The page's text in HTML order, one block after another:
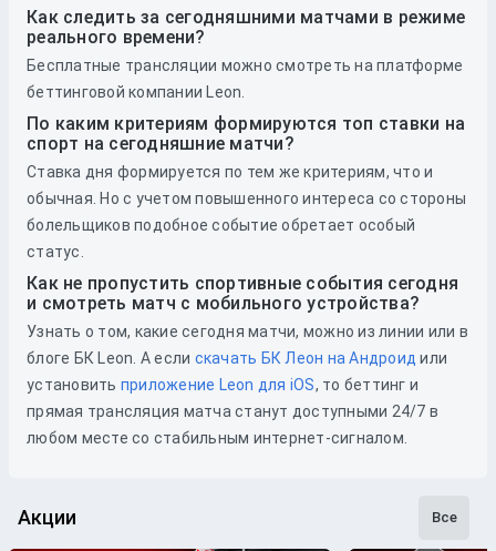
Как следить за сегодняшними матчами в режиме
реального времени?
Бесплатные трансляции можно смотреть на платформе
беттинговой компании Leon.
По каким критериям формируются топ ставки на
спорт на сегодняшние матчи?
Ставка дня формируется по тем же критериям, что и
обычная. Но с учетом повышенного интереса со стороны
болельщиков подобное событие обретает особый
статус.
Как не пропустить спортивные события сегодня
и смотреть матч с мобильного устройства?
Узнать о том, какие сегодня матчи, можно из линии или в
блоге БК Leon. А если скачать БК Леон на Андроид или
установить приложение Leon для iOS, то беттинг и
прямая трансляция матча станут доступными 24/7 в
любом месте со стабильным интернет-сигналом.
Акции Все